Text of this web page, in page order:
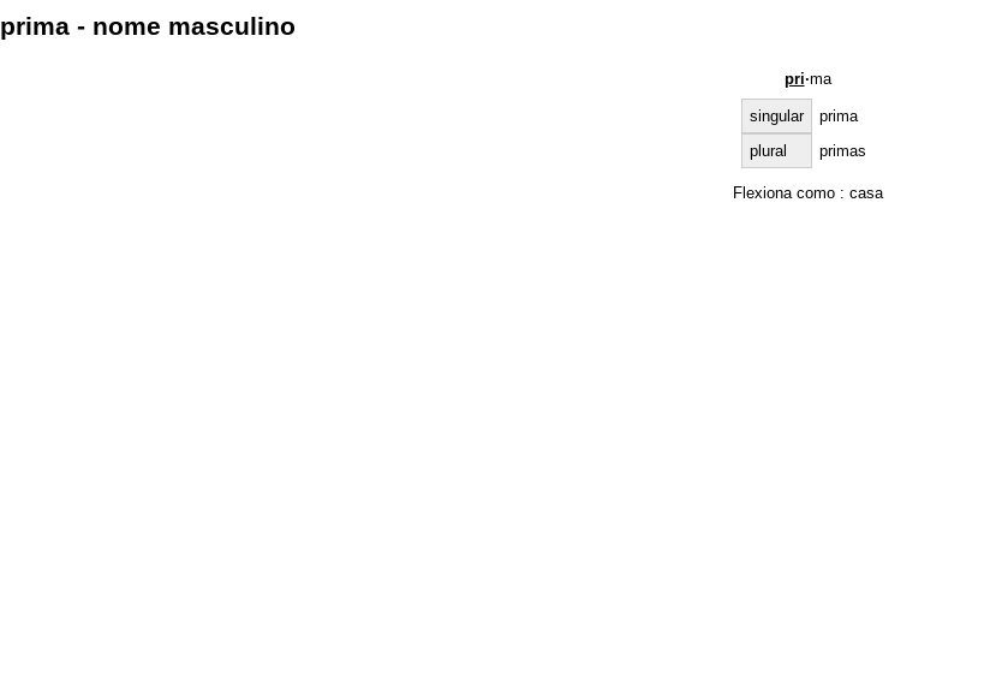
prima - nome masculino
pri·ma
singular
prima
plural
primas
Flexiona como : casa